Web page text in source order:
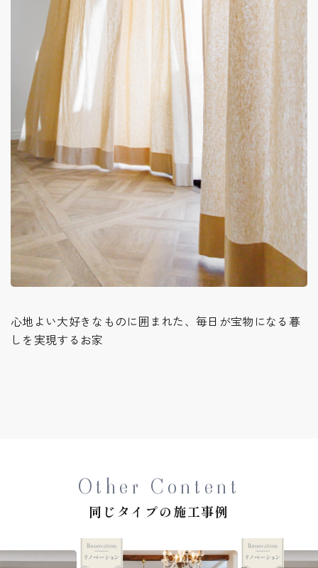
心地よい大好きなものに囲まれた、毎日が宝物になる暮
しを実現するお家
Other Content
同じタイプの施工事例